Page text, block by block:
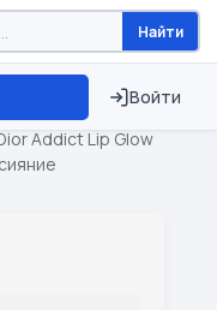
Найти
Войти
⏱ ТОЛЬКО 15 ДНЕЙ
Addict Lip Glow